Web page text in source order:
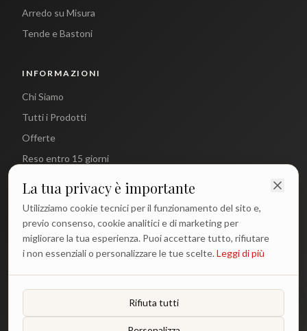
Arredo su Misura
Tende e Bastoni
INFORMAZIONI
Chi Siamo
Tutti i Prodotti
Offerte
Reso entro 15 giorni
CONTATTI
info@antichetradizioni.it
+39 329 617 1194
Lun - Ven: 9:00 - 18:00
La tua privacy è importante
Utilizziamo cookie tecnici per il funzionamento del sito e,
previo consenso, cookie analitici e di marketing per
migliorare la tua esperienza. Puoi accettare tutto, rifiutare
i non essenziali o personalizzare le tue scelte.Leggi di più
Rifiuta tutti